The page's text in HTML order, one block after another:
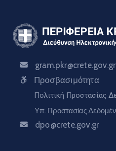
gram.pkr@crete.gov.gr
Προσβασιμότητα
Πολιτική Προστασίας
Υπ. Προστασίας
dpo@crete.gov.gr